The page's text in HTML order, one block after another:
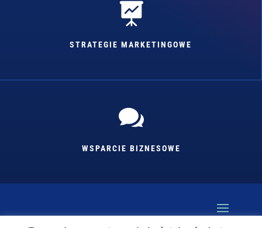

STRATEGIE MARKETINGOWE

WSPARCIE BIZNESOWE